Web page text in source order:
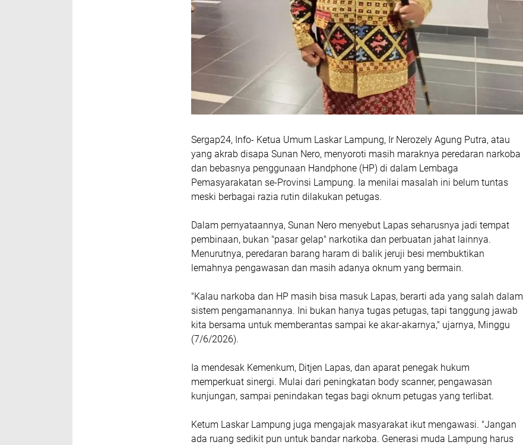
Sergap24, Info- Ketua Umum Laskar Lampung, Ir Nerozely Agung Putra, atau
yang akrab disapa Sunan Nero, menyoroti masih maraknya peredaran narkoba
dan bebasnya penggunaan Handphone (HP) di dalam Lembaga
Pemasyarakatan se-Provinsi Lampung. Ia menilai masalah ini belum tuntas
meski berbagai razia rutin dilakukan petugas.
Dalam pernyataannya, Sunan Nero menyebut Lapas seharusnya jadi tempat
pembinaan, bukan "pasar gelap" narkotika dan perbuatan jahat lainnya.
Menurutnya, peredaran barang haram di balik jeruji besi membuktikan
lemahnya pengawasan dan masih adanya oknum yang bermain.
"Kalau narkoba dan HP masih bisa masuk Lapas, berarti ada yang salah dalam
sistem pengamanannya. Ini bukan hanya tugas petugas, tapi tanggung jawab
kita bersama untuk memberantas sampai ke akar-akarnya," ujarnya, Minggu
(7/6/2026).
Ia mendesak Kemenkum, Ditjen Lapas, dan aparat penegak hukum
memperkuat sinergi. Mulai dari peningkatan body scanner, pengawasan
kunjungan, sampai penindakan tegas bagi oknum petugas yang terlibat.
Ketum Laskar Lampung juga mengajak masyarakat ikut mengawasi. "Jangan
ada ruang sedikit pun untuk bandar narkoba. Generasi muda Lampung harus